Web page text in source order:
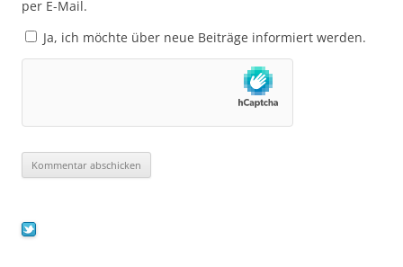
per E-Mail.
Ja, ich möchte über neue Beiträge informiert werden.